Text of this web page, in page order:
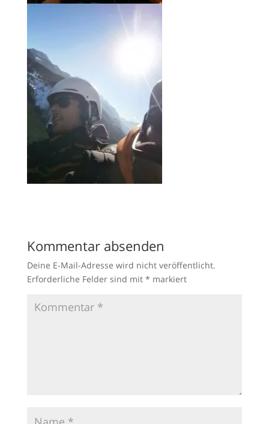
Kommentar absenden
Deine E-Mail-Adresse wird nicht veröffentlicht.
Erforderliche Felder sind mit * markiert